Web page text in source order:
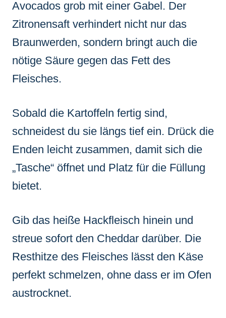
Avocados grob mit einer Gabel. Der
Zitronensaft verhindert nicht nur das
Braunwerden, sondern bringt auch die
nötige Säure gegen das Fett des
Fleisches.
Sobald die Kartoffeln fertig sind,
schneidest du sie längs tief ein. Drück die
Enden leicht zusammen, damit sich die
„Tasche“ öffnet und Platz für die Füllung
bietet.
Gib das heiße Hackfleisch hinein und
streue sofort den Cheddar darüber. Die
Resthitze des Fleisches lässt den Käse
perfekt schmelzen, ohne dass er im Ofen
austrocknet.